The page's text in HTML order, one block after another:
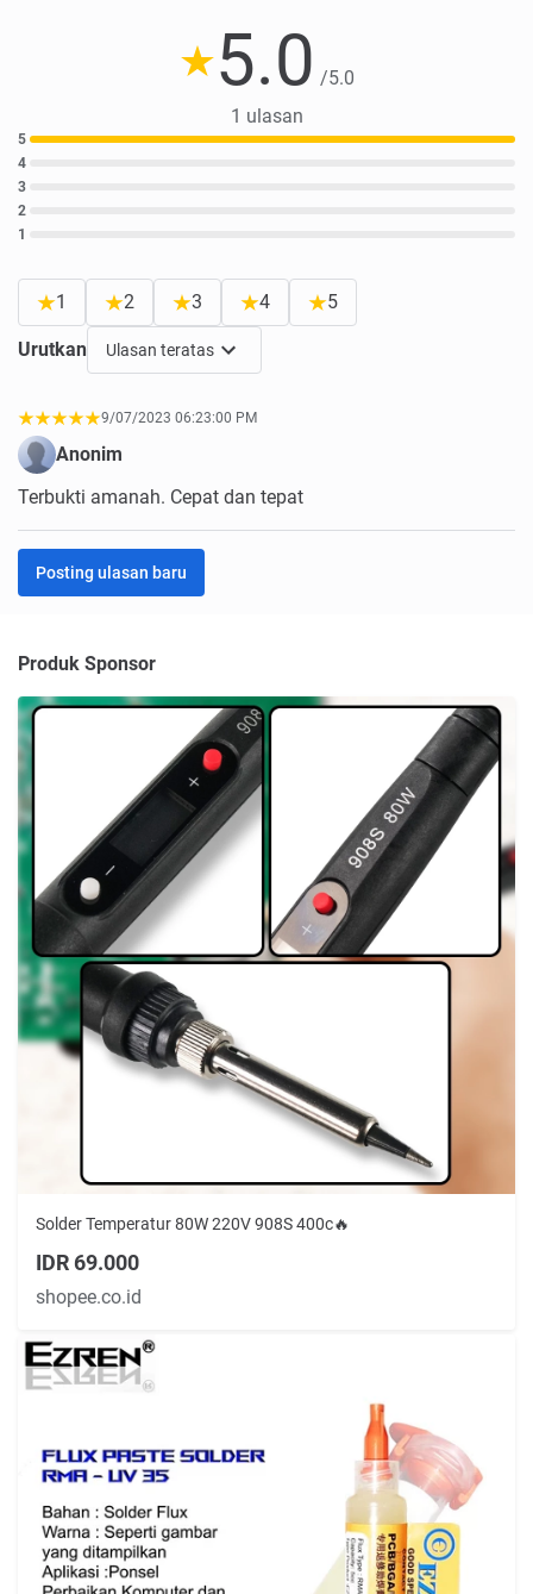
5.0 /5.0
1 ulasan
5
4
3
2
1
1 2 3 4 5
Urutkan Ulasan teratas
9/07/2023 06:23:00 PM
Anonim
Terbukti amanah. Cepat dan tepat
Posting ulasan baru
Produk Sponsor
Solder Temperatur 80W 220V 908S 400c🔥
IDR 69.000
shopee.co.id